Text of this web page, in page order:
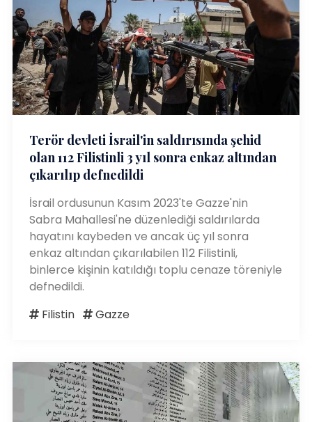
Terör devleti İsrail'in saldırısında şehid
olan 112 Filistinli 3 yıl sonra enkaz altından
çıkarılıp defnedildi
İsrail ordusunun Kasım 2023'te Gazze'nin
Sabra Mahallesi'ne düzenlediği saldırılarda
hayatını kaybeden ve ancak üç yıl sonra
enkaz altından çıkarılabilen 112 Filistinli,
binlerce kişinin katıldığı toplu cenaze töreniyle
defnedildi.
Filistin
Gazze